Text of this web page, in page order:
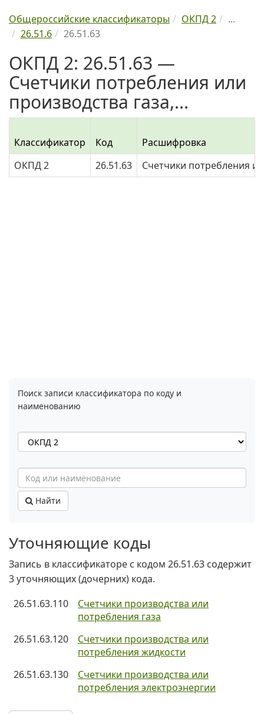
Общероссийские классификаторы ОКПД 2
...
26.51.6
26.51.63
ОКПД 2: 26.51.63 —
Счетчики потребления или
производства газа,...
Классификатор Код
Расшифровка
ОКПД 2
26.51.63 Счетчики потребления
Поиск записи классификатора по коду и
наименованию
Найти
Уточняющие коды
Запись в классификаторе с кодом 26.51.63 содержит
3 уточняющих (дочерних) кода.
26.51.63.110
Счетчики производства или
потребления газа
26.51.63.120
Счетчики производства или
потребления жидкости
26.51.63.130
Счетчики производства или
потребления электроэнергии